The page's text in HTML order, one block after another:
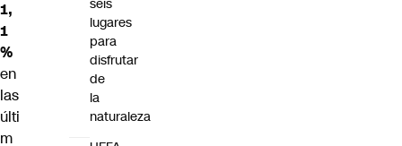
1,
1
%
en
las
últi
m
seis
lugares
para
disfrutar
de
la
naturaleza